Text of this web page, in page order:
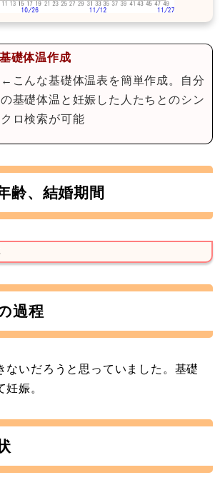
基礎体温作成
←こんな基礎体温表を簡単作成。自分
の基礎体温と妊娠した人たちとのシン
クロ検索が可能
齢、結婚期間
過程
ないだろうと思っていました。基礎
娠。